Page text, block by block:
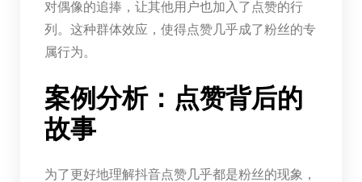
对偶像的追捧，让其他用户也加入了点赞的行
列。这种群体效应，使得点赞几乎成了粉丝的专
属行为。
案例分析：点赞背后的
故事
为了更好地理解抖音点赞几乎都是粉丝的现象，